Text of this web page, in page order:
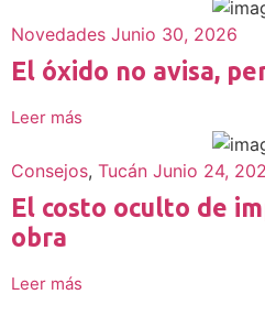
Novedades Junio 30, 2026
El óxido no avisa,
Leer más
Consejos, Tucán Junio 24,
El costo oculto de
obra
Leer más